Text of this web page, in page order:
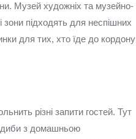
Музей художніх та музейно-
зони підходять для неспішних
для тих, хто їде до кордону
різні запити гостей. Тут
з домашньою